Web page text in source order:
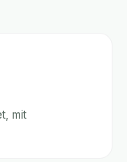
mit